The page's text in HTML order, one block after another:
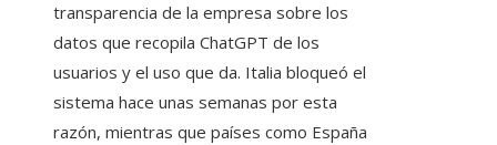
transparencia de la empresa sobre los
datos que recopila ChatGPT de los
usuarios y el uso que da. Italia bloqueó el
sistema hace unas semanas por esta
razón, mientras que países como España